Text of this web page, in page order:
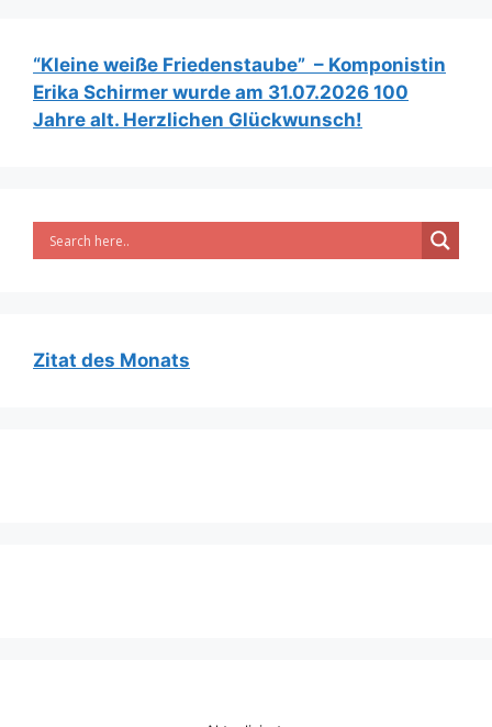
“Kleine weiße Friedenstaube” – Komponistin
Erika Schirmer wurde am 31.07.2026 100
Jahre alt. Herzlichen Glückwunsch!
Zitat des Monats